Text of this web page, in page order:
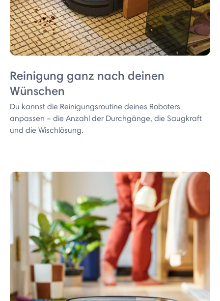
Reinigung ganz nach deinen
Wünschen
Du kannst die Reinigungsroutine deines Roboters
anpassen – die Anzahl der Durchgänge, die Saugkraft
und die Wischlösung.